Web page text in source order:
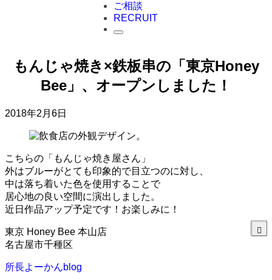
ご相談
RECRUIT
もんじゃ焼き×鉄板串の「東京Honey
Bee」、オープンしました！
2018年2月6日
こちらの「もんじゃ焼き屋さん」
外はブルーがとても印象的で目立つのに対し、
中は落ち着いた色を使用することで
居心地の良い空間に演出しました。
近日作品アップ予定です！お楽しみに！
東京 Honey Bee 本山店
名古屋市千種区
所長よーかんblog